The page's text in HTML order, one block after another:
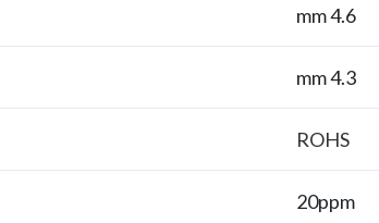
4.6 mm
4.3 mm
ROHS
20ppm